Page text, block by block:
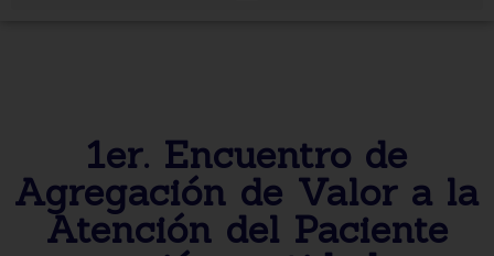
1er. Encuentro de
Agregación de Valor a la
Atención del Paciente